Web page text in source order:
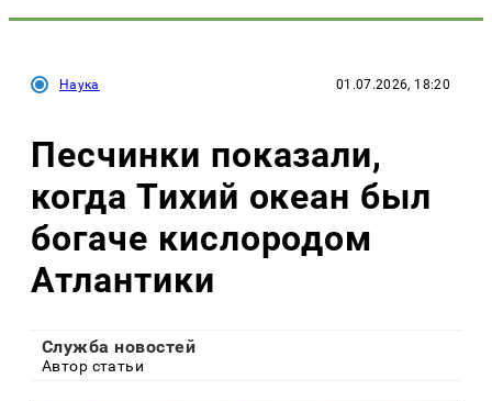
Наука 01.07.2026, 18:20
Песчинки показали,
когда Тихий океан был
богаче кислородом
Атлантики
Служба новостей
Автор статьи